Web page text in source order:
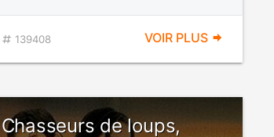
139408 VOIR PLUS
Chasseurs de loups,